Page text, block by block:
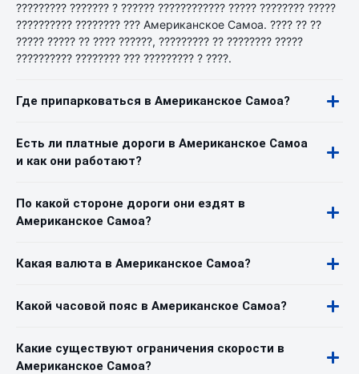
????????? ??????? ? ?????? ???????????? ????? ???????? ?????
?????????? ???????? ??? Американское Самоа. ???? ?? ??
????? ????? ?? ???? ??????, ????????? ?? ???????? ?????
?????????? ???????? ??? ????????? ? ????.
Где припарковаться в Американское Самоа?
Есть ли платные дороги в Американское Самоа
и как они работают?
По какой стороне дороги они ездят в
Американское Самоа?
Какая валюта в Американское Самоа?
Какой часовой пояс в Американское Самоа?
Какие существуют ограничения скорости в
Американское Самоа?